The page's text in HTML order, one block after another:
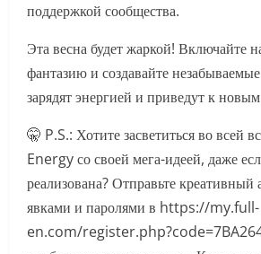
поддержкой сообщества.
Эта весна будет жаркой! Включайте
фантазию и создавайте
зарядят энергией и приведут к
🤫 P.S.: Хотите засветиться во всей
Energy со своей мега-идеей, даже
реализована? Отправьте креативный
явками и паролями в https://my.full-
en.com/